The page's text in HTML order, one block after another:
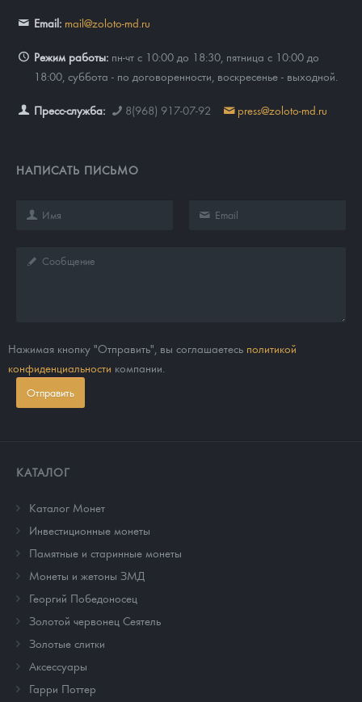
Email: mail@zoloto-md.ru
Режим работы: пн-чт с 10:00 до 18:30, пятница с 10:00 до
18:00, суббота - по договоренности, воскресенье - выходной.
Пресс-служба: 8(968) 917-07-92 press@zoloto-md.ru
НАПИСАТЬ ПИСЬМО
Нажимая кнопку "Отправить", вы соглашаетесь политикой
конфиденциальности компании.
Отправить
КАТАЛОГ
Каталог Монет
Инвестиционные монеты
Памятные и старинные монеты
Монеты и жетоны ЗМД
Георгий Победоносец
Золотой червонец Сеятель
Золотые слитки
Аксессуары
Гарри Поттер